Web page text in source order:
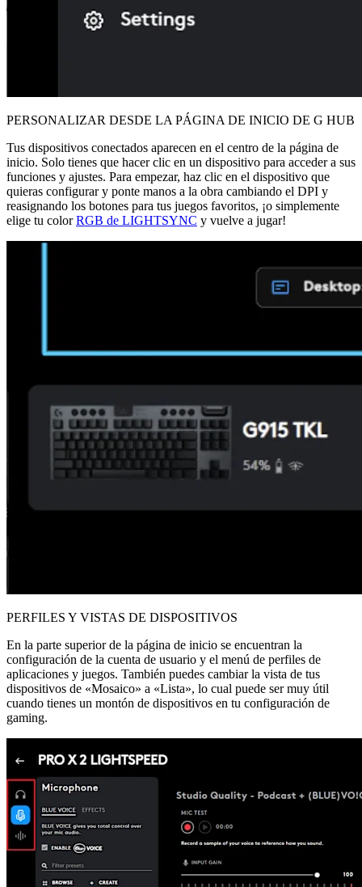
PERSONALIZAR DESDE LA PÁGINA DE INICIO DE G HUB
Tus dispositivos conectados aparecen en el centro de la página de
inicio. Solo tienes que hacer clic en un dispositivo para acceder a sus
funciones y ajustes. Para empezar, haz clic en el dispositivo que
quieras configurar y ponte manos a la obra cambiando el DPI y
reasignando los botones para tus juegos favoritos, ¡o simplemente
elige tu colorRGB de LIGHTSYNC y vuelve a jugar!
PERFILES Y VISTAS DE DISPOSITIVOS
En la parte superior de la página de inicio se encuentran la
configuración de la cuenta de usuario y el menú de perfiles de
aplicaciones y juegos. También puedes cambiar la vista de tus
dispositivos de «Mosaico» a «Lista», lo cual puede ser muy útil
cuando tienes un montón de dispositivos en tu configuración de
gaming.